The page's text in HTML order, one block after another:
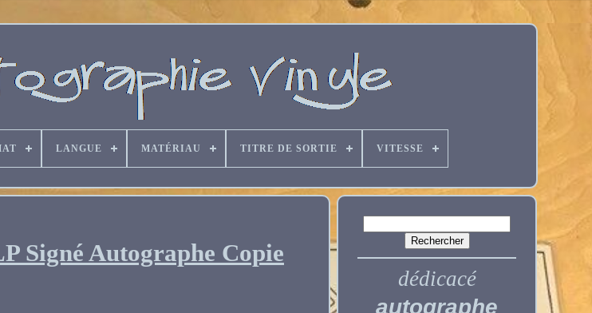
LANGUE MATÉRIAU TITRE DE SORTIE VITESSE
Signé Autographe Copie
dédicacé
autographe